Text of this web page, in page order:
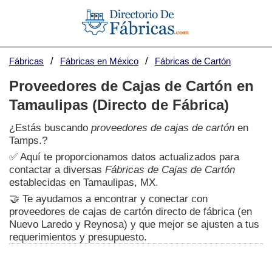
Fábricas Fábricas en México Fábricas de Cartón
Proveedores de Cajas de Cartón en
Tamaulipas (Directo de Fábrica)
¿Estás buscando proveedores de cajas de cartón en
Tamps.?
✅ Aquí te proporcionamos datos actualizados para
contactar a diversas Fábricas de Cajas de Cartón
establecidas en Tamaulipas, MX.
🤝 Te ayudamos a encontrar y conectar con
proveedores de cajas de cartón directo de fábrica (en
Nuevo Laredo y Reynosa) y que mejor se ajusten a tus
requerimientos y presupuesto.